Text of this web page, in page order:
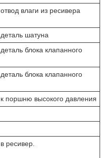
отвод влаги из ресивера
деталь шатуна
деталь блока клапанного
деталь блока клапанного
к поршню высокого давления
в ресивер.